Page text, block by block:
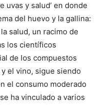
uvas y salud’ en donde
del huevo y la gallina:
salud, un racimo de
los científicos
de los compuestos
el vino, sigue siendo
el consumo moderado
ha vinculado a varios